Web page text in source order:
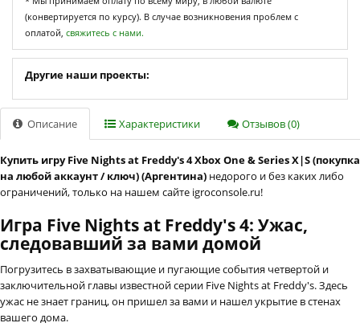
(конвертируется по курсу). В случае возникновения проблем с
оплатой, свяжитесь с нами.
Другие наши проекты:
Описание Характеристики Отзывов (0)
Купить игру Five Nights at Freddy's 4 Xbox One & Series X|S (покупка
на любой аккаунт / ключ) (Аргентина) недорого и без каких либо
ограничений, только на нашем сайте igroconsole.ru!
Игра Five Nights at Freddy's 4: Ужас,
следовавший за вами домой
Погрузитесь в захватывающие и пугающие события четвертой и
заключительной главы известной серии Five Nights at Freddy's. Здесь
ужас не знает границ, он пришел за вами и нашел укрытие в стенах
вашего дома.